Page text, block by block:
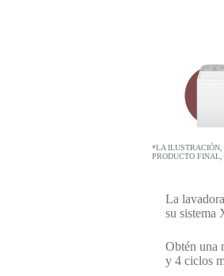
*LA ILUSTRACIÓN,
PRODUCTO
La
su sistema
Obtén una
y 4 ciclos